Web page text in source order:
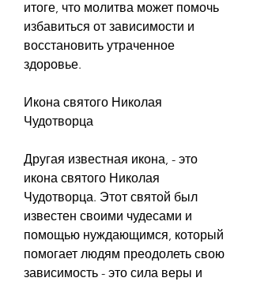
итоге, что молитва может помочь
избавиться от зависимости и
восстановить утраченное
здоровье.
Икона святого Николая
Чудотворца
Другая известная икона, - это
икона святого Николая
Чудотворца. Этот святой был
известен своими чудесами и
помощью нуждающимся, который
помогает людям преодолеть свою
зависимость - это сила веры и